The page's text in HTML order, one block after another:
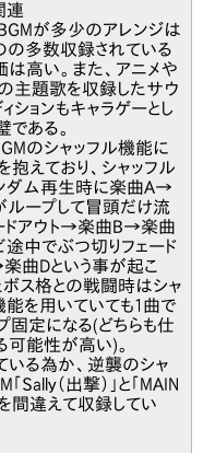
連
が多少のアレンジは
の多数収録されている
は高い。また、アニメや
主題歌を収録したサウ
ションもキャラゲーとし
である。
のシャッフル機能に
抱えており、シャッフル
ダム再生時に楽曲A→
ループして冒頭だけ流
ドアウト→楽曲B→楽曲
中でぶつ切りフェード
曲Dという事が起こ
ボス格との戦闘時はシャ
能を用いていても1曲で
固定になる(どちらも仕
可能性が高い)。
いる為か、逆襲のシャ
「Sally（出撃）」と「MAIN
間違えて収録してい